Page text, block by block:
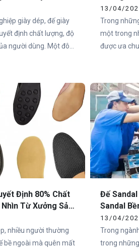
giày dép, đế giày
định chất lượng, độ
người dùng. Một đôi
lựa chọn xưởng
uy tín là yếu tố
hiệu.
Toàn
13/04/
Trong
một trong
được ưa
trọng nhất
Định 80% Chất
Từ Xưởng Sản
nhiều người thường
bề ngoài mà quên mất
Đế
Sandal
Cho
13/04/
Trong
trong